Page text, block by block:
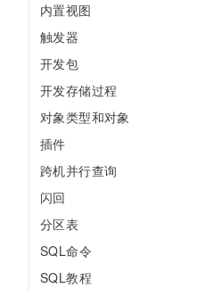
内置视图
触发器
开发包
开发存储过程
对象类型和对象
插件
跨机并行查询
闪回
分区表
SQL命令
SQL教程